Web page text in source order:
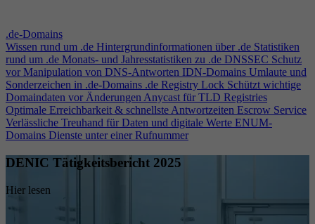
.de-Domains
Wissen rund um .de Hintergrundinformationen über .de Statistiken
rund um .de Monats- und Jahresstatistiken zu .de DNSSEC Schutz
vor Manipulation von DNS-Antworten IDN-Domains Umlaute und
Sonderzeichen in .de-Domains .de Registry Lock Schützt wichtige
Domaindaten vor ÄnderungenAnycast für TLD Registries
Optimale Erreichbarkeit & schnellste Antwortzeiten Escrow Service
Verlässliche Treuhand für Daten und digitale Werte ENUM-
Domains Dienste unter einer Rufnummer
DENIC Tätigkeitsbericht 2025
Hier lesen